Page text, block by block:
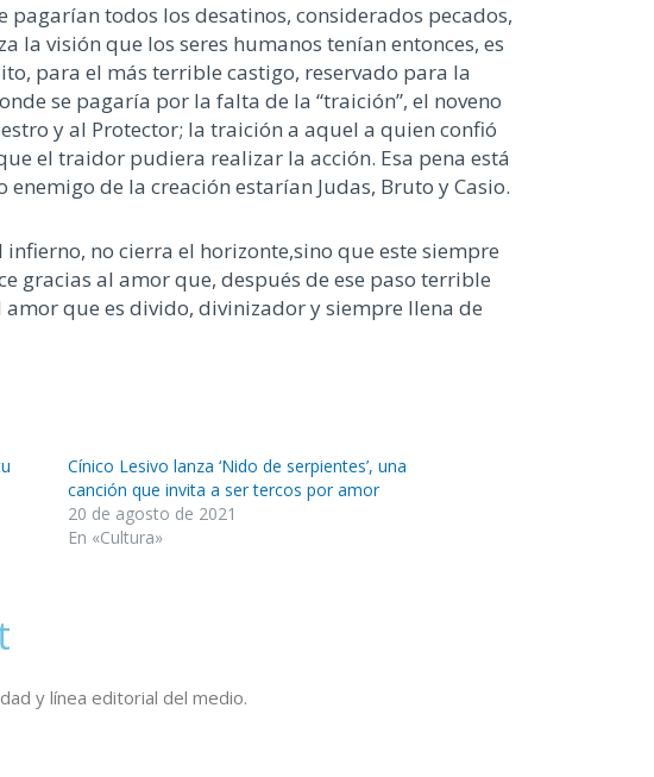
pagarían todos los desatinos, considerados pecados,
la visión que los seres humanos tenían entonces, es
para el más terrible castigo, reservado para la
se pagaría por la falta de la “traición”, el noveno
y al Protector; la traición a aquel a quien confió
el traidor pudiera realizar la acción. Esa pena está
enemigo de la creación estarían Judas, Bruto y Casio.
infierno, no cierra el horizonte,sino que este siempre
gracias al amor que, después de ese paso terrible
amor que es divido, divinizadorysiempre llena de
Cínico Lesivo lanza ‘Nido de serpientes’, una
canción que invita a ser tercos por amor
20 de agosto de 2021
En «Cultura»
y línea editorial del medio.